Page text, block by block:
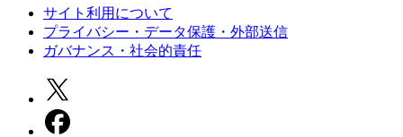
サイト利用について
プライバシー・データ保護・外部送信
ガバナンス・社会的責任